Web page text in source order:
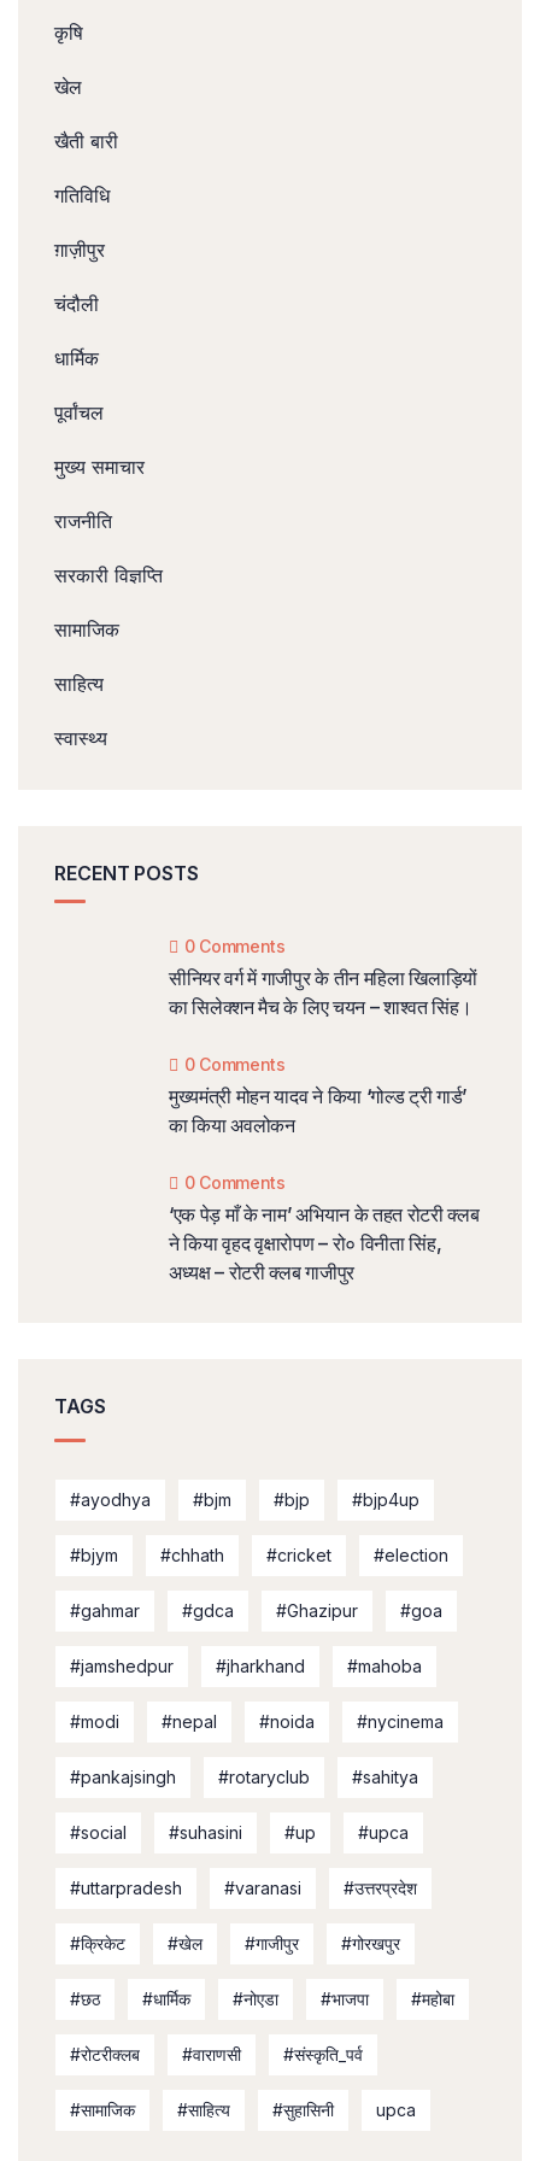
कृषि
खेल
खैती बारी
गतिविधि
ग़ाज़ीपुर
चंदौली
धार्मिक
पूर्वांचल
मुख्य समाचार
राजनीति
सरकारी विज्ञप्ति
सामाजिक
साहित्य
स्वास्थ्य
RECENT POSTS
0 Comments
सीनियर वर्ग में गाजीपुर के तीन महिला खिलाड़ियों
का सिलेक्शन मैच के लिए चयन – शाश्वत सिंह।
0 Comments
मुख्यमंत्री मोहन यादव ने किया ‘गोल्ड ट्री गार्ड’
का किया अवलोकन
0 Comments
‘एक पेड़ माँ के नाम’ अभियान के तहत रोटरी क्लब
ने किया वृहद वृक्षारोपण – रो० विनीता सिंह,
अध्यक्ष – रोटरी क्लब गाजीपुर
TAGS
#ayodhya #bjm #bjp #bjp4up
#bjym #chhath #cricket #election
#gahmar #gdca #Ghazipur #goa
#jamshedpur #jharkhand #mahoba
#modi #nepal #noida #nycinema
#pankajsingh #rotaryclub #sahitya
#social #suhasini #up #upca
#uttarpradesh #varanasi #उत्तरप्रदेश
#क्रिकेट #खेल #गाजीपुर #गोरखपुर
#छठ #धार्मिक #नोएडा #भाजपा #महोबा
#रोटरीक्लब #वाराणसी #संस्कृति_पर्व
#सामाजिक #साहित्य #सुहासिनी upca